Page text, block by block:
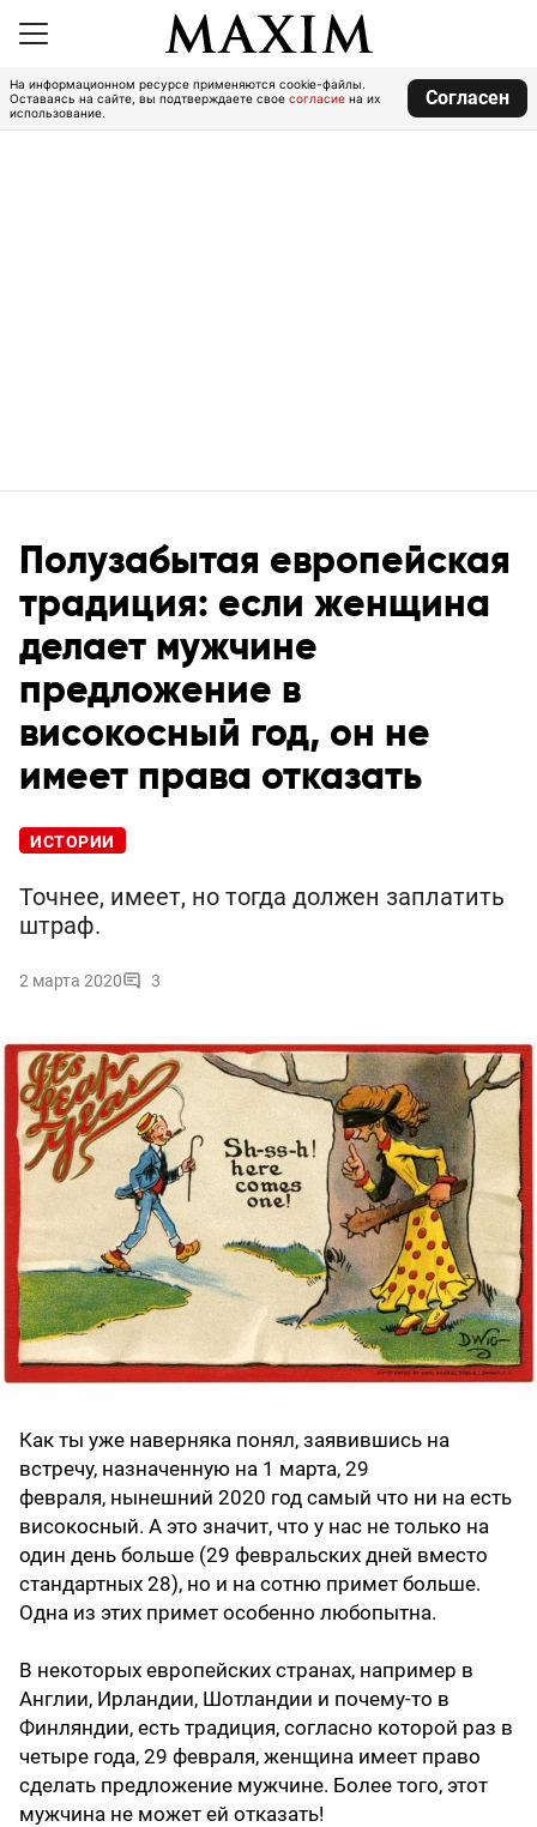
На информационном ресурсе применяются cookie-файлы.
Оставаясь на сайте, вы подтверждаете свое согласие на их
использование.
Согласен
Полузабытая европейская
традиция: если женщина
делает мужчине
предложение в
високосный год, он не
имеет права отказать
ИСТОРИИ
Точнее, имеет, но тогда должен заплатить
штраф.
2 марта 2020 3
Как ты уже наверняка понял, заявившись на
встречу, назначенную на 1 марта, 29
февраля, нынешний 2020 год самый что ни на есть
високосный. А это значит, что у нас не только на
один день больше (29 февральских дней вместо
стандартных 28), но и на сотню примет больше.
Одна из этих примет особенно любопытна.
В некоторых европейских странах, например в
Англии, Ирландии, Шотландии и почему-то в
Финляндии, есть традиция, согласно которой раз в
четыре года, 29 февраля, женщина имеет право
сделать предложение мужчине. Более того, этот
мужчина не может ей отказать!